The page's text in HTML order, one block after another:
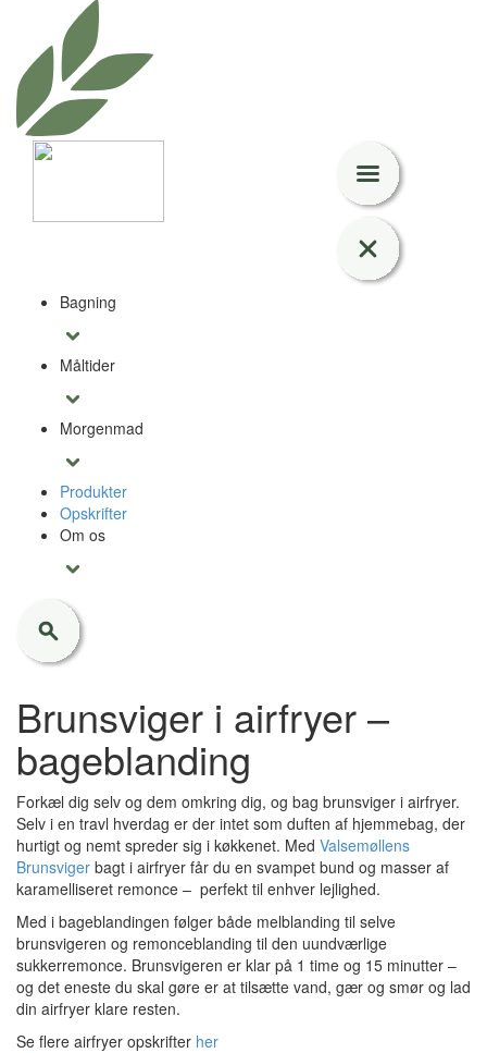
Bagning
Måltider
Morgenmad
Produkter
Opskrifter
Om os
Brunsviger i airfryer –
bageblanding
Forkæl dig selv og dem omkring dig, og bag brunsviger i airfryer.
Selv i en travl hverdag er der intet som duften af hjemmebag, der
hurtigt og nemt spreder sig i køkkenet. Med Valsemøllens
Brunsviger bagt i airfryer får du en svampet bund og masser af
karamelliseret remonce – perfekt til enhver lejlighed.
Med i bageblandingen følger både melblanding til selve
brunsvigeren og remonceblanding til den uundværlige
sukkerremonce. Brunsvigeren er klar på 1 time og 15 minutter –
og det eneste du skal gøre er at tilsætte vand, gær og smør og lad
din airfryer klare resten.
Se flere airfryer opskrifter her